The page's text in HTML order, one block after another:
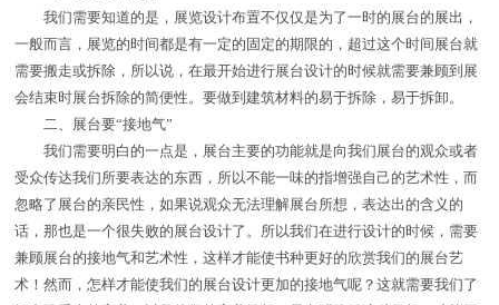
我们需要知道的是，展览设计布置不仅仅是为了一时的展台的展出，
一般而言，展览的时间都是有一定的固定的期限的，超过这个时间展台就
需要搬走或拆除，所以说，在最开始进行展台设计的时候就需要兼顾到展
会结束时展台拆除的简便性。要做到建筑材料的易于拆除，易于拆卸。
二、展台要“接地气”
我们需要明白的一点是，展台主要的功能就是向我们展台的观众或者
受众传达我们所要表达的东西，所以不能一味的指增强自己的艺术性，而
忽略了展台的亲民性，如果说观众无法理解展台所想，表达出的含义的
话，那也是一个很失败的展台设计了。所以我们在进行设计的时候，需要
兼顾展台的接地气和艺术性，这样才能使书种更好的欣赏我们的展台艺
术！然而，怎样才能使我们的展台设计更加的接地气呢？这就需要我们了